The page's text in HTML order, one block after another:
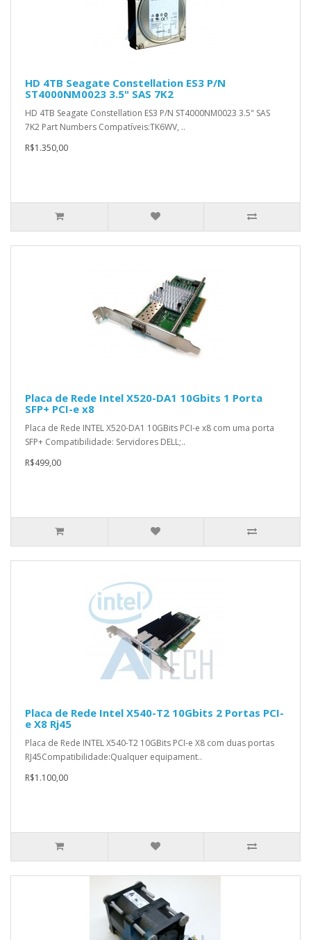
HD 4TB Seagate Constellation ES3 P/N
ST4000NM0023 3.5" SAS 7K2
HD 4TB Seagate Constellation ES3 P/N ST4000NM0023 3.5" SAS
7K2 Part Numbers Compatíveis:TK6WV, ..
R$1.350,00
Placa de Rede Intel X520-DA1 10Gbits 1 Porta
SFP+ PCI-e x8
Placa de Rede INTEL X520-DA1 10GBits PCI-e x8 com uma porta
SFP+ Compatibilidade: Servidores DELL;..
R$499,00
Placa de Rede Intel X540-T2 10Gbits 2 Portas PCI-
e X8 Rj45
Placa de Rede INTEL X540-T2 10GBits PCI-e X8 com duas portas
RJ45Compatibilidade:Qualquer equipament..
R$1.100,00